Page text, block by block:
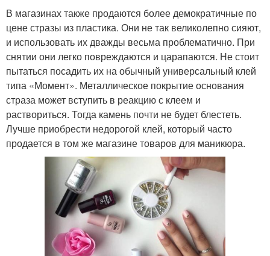
В магазинах также продаются более демократичные по
цене стразы из пластика. Они не так великолепно сияют,
и использовать их дважды весьма проблематично. При
снятии они легко повреждаются и царапаются. Не стоит
пытаться посадить их на обычный универсальный клей
типа «Момент». Металлическое покрытие основания
страза может вступить в реакцию с клеем и
раствориться. Тогда камень почти не будет блестеть.
Лучше приобрести недорогой клей, который часто
продается в том же магазине товаров для маникюра.